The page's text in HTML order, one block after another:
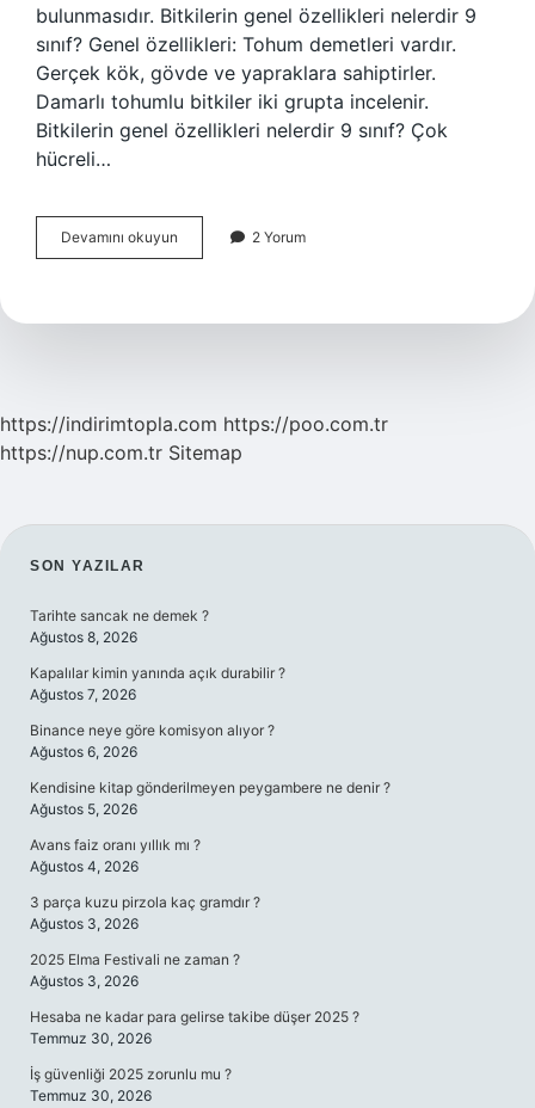
bulunmasıdır. Bitkilerin genel özellikleri nelerdir 9
sınıf? Genel özellikleri: Tohum demetleri vardır.
Gerçek kök, gövde ve yapraklara sahiptirler.
Damarlı tohumlu bitkiler iki grupta incelenir.
Bitkilerin genel özellikleri nelerdir 9 sınıf? Çok
hücreli…
Devamını okuyun Bitkilerin
Özellikleri
2 Yorum
https://indirimtopla.com https://poo.com.tr
https://nup.com.tr Sitemap
SIDEBAR
SON YAZILAR
Tarihte sancak ne demek ?
Ağustos 8, 2026
Kapalılar kimin yanında açık durabilir ?
Ağustos 7, 2026
Binance neye göre komisyon alıyor ?
Ağustos 6, 2026
Kendisine kitap gönderilmeyen peygambere ne denir ?
Ağustos 5, 2026
Avans faiz oranı yıllık mı ?
Ağustos 4, 2026
3 parça kuzu pirzola kaç gramdır ?
Ağustos 3, 2026
2025 Elma Festivali ne zaman ?
Ağustos 3, 2026
Hesaba ne kadar para gelirse takibe düşer 2025 ?
Temmuz 30, 2026
İş güvenliği 2025 zorunlu mu ?
Temmuz 30, 2026